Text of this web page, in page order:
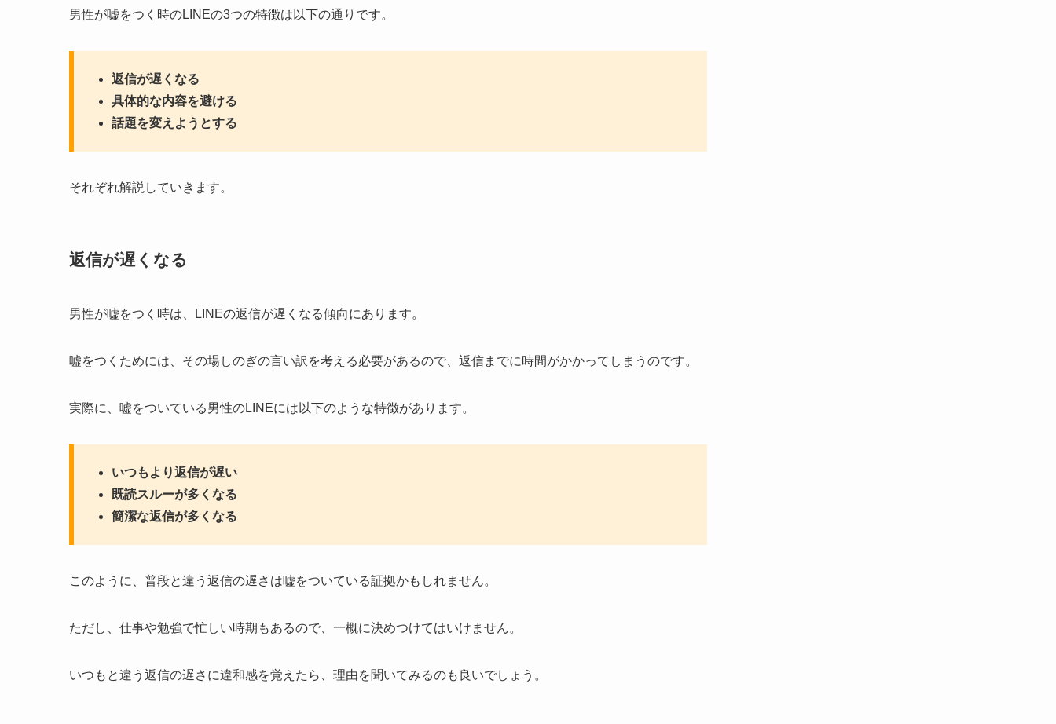
男性が嘘をつく時のLINEの3つの特徴は以下の通りです。
返信が遅くなる
具体的な内容を避ける
話題を変えようとする
それぞれ解説していきます。
返信が遅くなる
男性が嘘をつく時は、LINEの返信が遅くなる傾向にあります。
嘘をつくためには、その場しのぎの言い訳を考える必要があるので、返信までに時間がかかってしまうのです。
実際に、嘘をついている男性のLINEには以下のような特徴があります。
いつもより返信が遅い
既読スルーが多くなる
簡潔な返信が多くなる
このように、普段と違う返信の遅さは嘘をついている証拠かもしれません。
ただし、仕事や勉強で忙しい時期もあるので、一概に決めつけてはいけません。
いつもと違う返信の遅さに違和感を覚えたら、理由を聞いてみるのも良いでしょう。